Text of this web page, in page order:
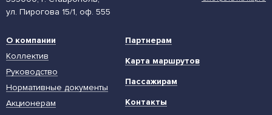
ул. Пирогова 15/1, оф. 555
О компании
Коллектив
Руководство
Нормативные документы
Акционерам
Партнерам
Карта маршрутов
Пассажирам
Контакты